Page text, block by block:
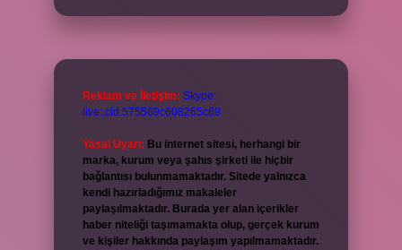
Reklam ve İletişim: Skype:
live:.cid.575569c608265c69
Yasal Uyarı: Bu internet sitesi, herhangi bir
marka, kurum veya şahıs şirketi ile hiçbir
bağlantısı bulunmamaktadır. Sitede yalnızca
kendi hazırladığımız makaleler
paylaşılmaktadır. Burada yer alan içerikler
haber niteliği taşımamakta olup, gerçek kurum
ve kişiler hakkında paylaşım yapılmamaktadır.